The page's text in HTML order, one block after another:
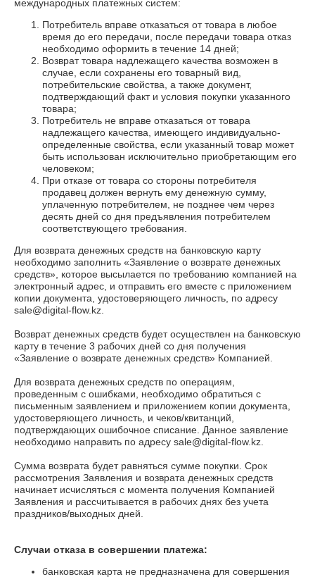
международных платежных систем:
Потребитель вправе отказаться от товара в любое
время до его передачи, после передачи товара отказ
необходимо оформить в течение 14 дней;
Возврат товара надлежащего качества возможен в
случае, если сохранены его товарный вид,
потребительские свойства, а также документ,
подтверждающий факт и условия покупки указанного
товара;
Потребитель не вправе отказаться от товара
надлежащего качества, имеющего индивидуально-
определенные свойства, если указанный товар может
быть использован исключительно приобретающим его
человеком;
При отказе от товара со стороны потребителя
продавец должен вернуть ему денежную сумму,
уплаченную потребителем, не позднее чем через
десять дней со дня предъявления потребителем
соответствующего требования.
Для возврата денежных средств на банковскую карту
необходимо заполнить «Заявление о возврате денежных
средств», которое высылается по требованию компанией на
электронный адрес, и отправить его вместе с приложением
копии документа, удостоверяющего личность, по адресу
sale@digital-flow.kz.
Возврат денежных средств будет осуществлен на банковскую
карту в течение 3 рабочих дней со дня получения
«Заявление о возврате денежных средств» Компанией.
Для возврата денежных средств по операциям,
проведенным с ошибками, необходимо обратиться с
письменным заявлением и приложением копии документа,
удостоверяющего личность, и чеков/квитанций,
подтверждающих ошибочное списание. Данное заявление
необходимо направить по адресу sale@digital-flow.kz.
Сумма возврата будет равняться сумме покупки. Срок
рассмотрения Заявления и возврата денежных средств
начинает исчисляться с момента получения Компанией
Заявления и рассчитывается в рабочих днях без учета
праздников/выходных дней.
Случаи отказа в совершении платежа:
банковская карта не предназначена для совершения